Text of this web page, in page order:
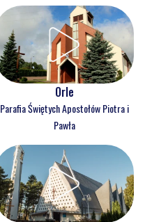
Orle
Parafia Świętych Apostołów Piotra i
Pawła